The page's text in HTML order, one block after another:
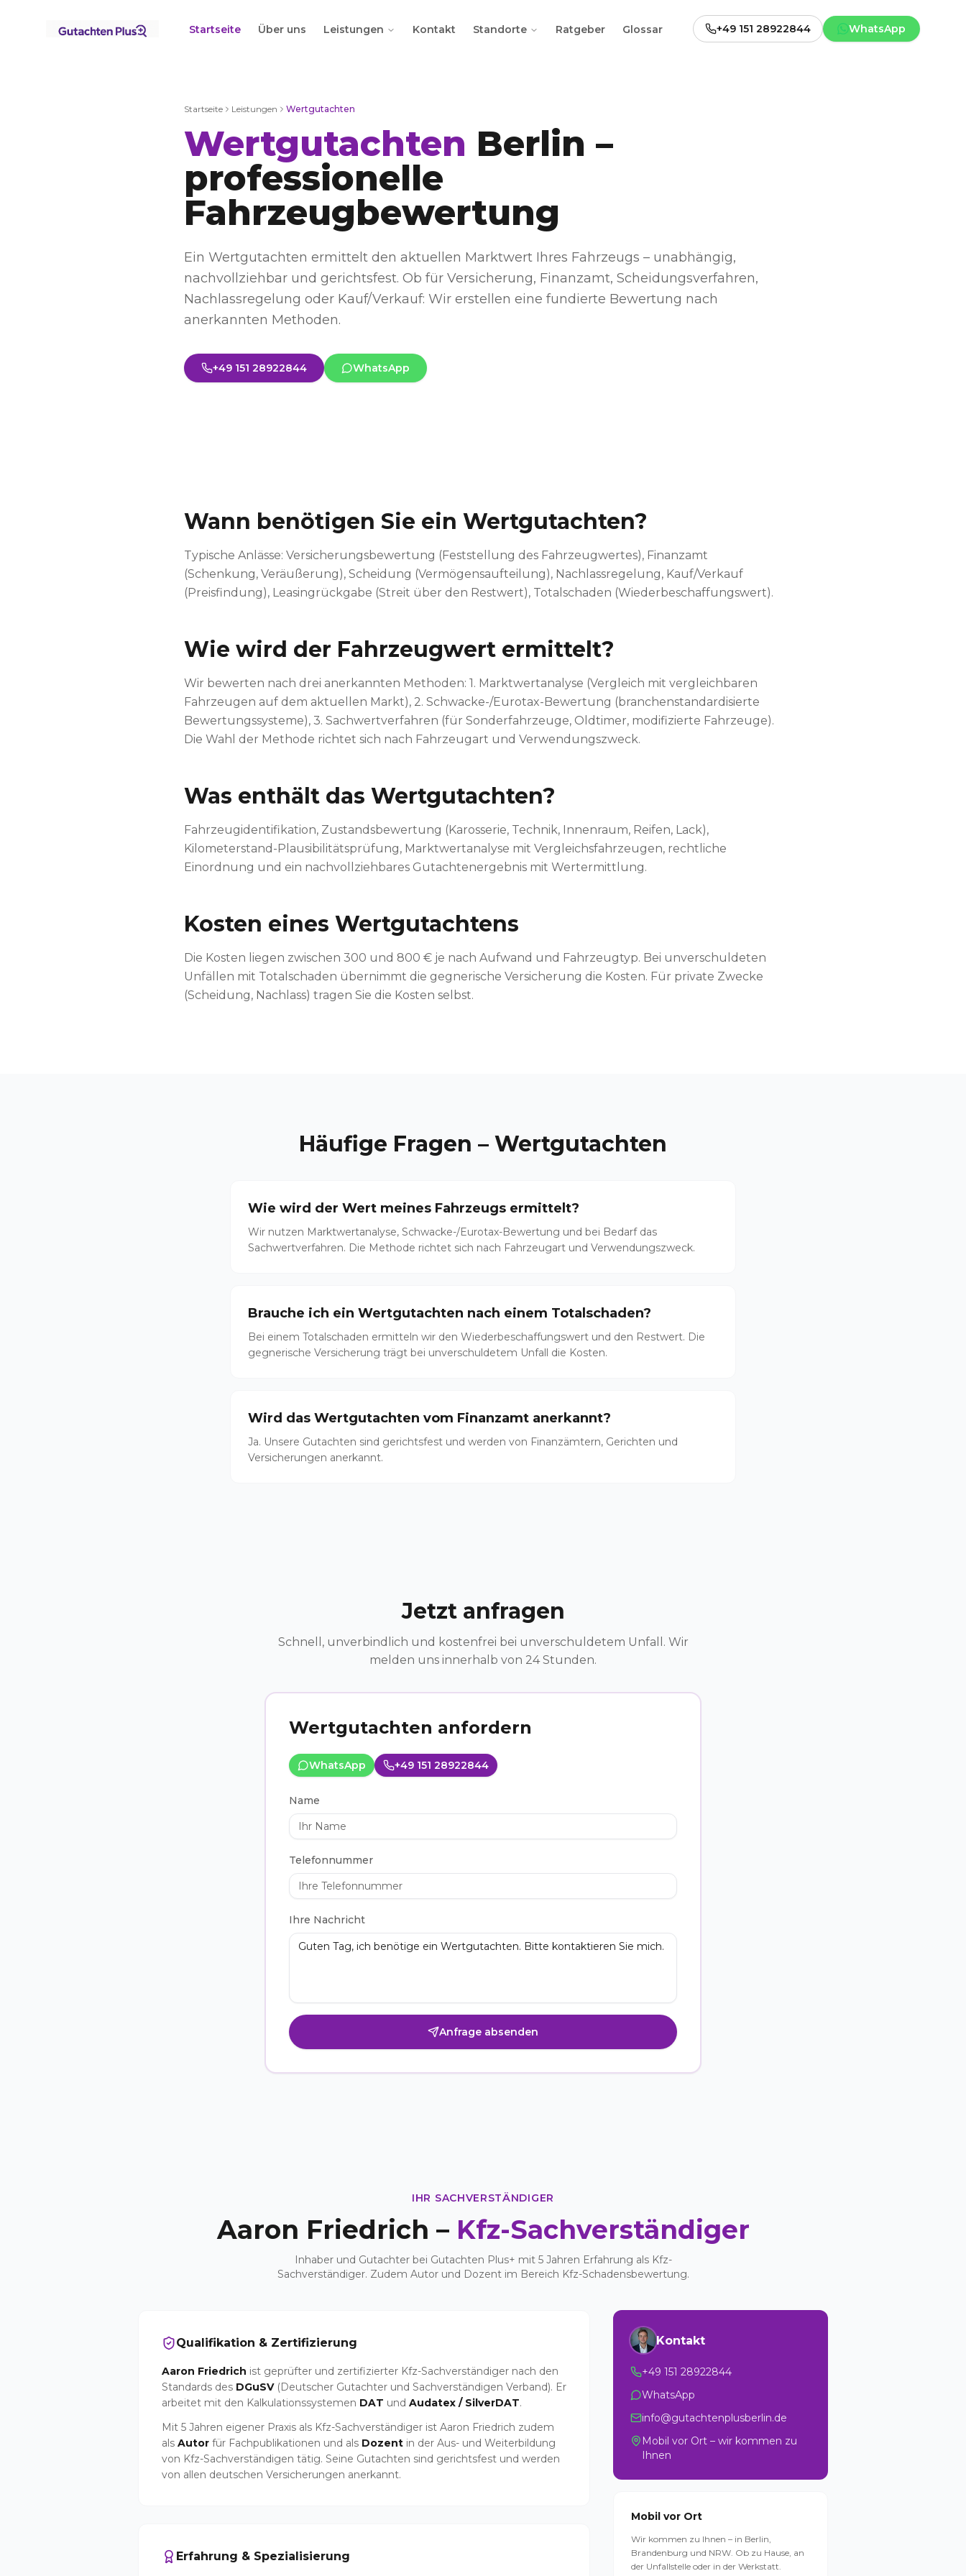
Startseite Über uns Leistungen Kontakt Standorte Ratgeber Glossar +49 151 28922844 WhatsApp
Startseite Leistungen Wertgutachten
Wertgutachten Berlin –
professionelle
Fahrzeugbewertung
Ein Wertgutachten ermittelt den aktuellen Marktwert Ihres Fahrzeugs – unabhängig,
nachvollziehbar und gerichtsfest. Ob für Versicherung, Finanzamt, Scheidungsverfahren,
Nachlassregelung oder Kauf/Verkauf: Wir erstellen eine fundierte Bewertung nach
anerkannten Methoden.
+49 151 28922844 WhatsApp
Wann benötigen Sie ein Wertgutachten?
Typische Anlässe: Versicherungsbewertung (Feststellung des Fahrzeugwertes), Finanzamt
(Schenkung, Veräußerung), Scheidung (Vermögensaufteilung), Nachlassregelung, Kauf/Verkauf
(Preisfindung), Leasingrückgabe (Streit über den Restwert), Totalschaden (Wiederbeschaffungswert).
Wie wird der Fahrzeugwert ermittelt?
Wir bewerten nach drei anerkannten Methoden: 1. Marktwertanalyse (Vergleich mit vergleichbaren
Fahrzeugen auf dem aktuellen Markt), 2. Schwacke-/Eurotax-Bewertung (branchenstandardisierte
Bewertungssysteme), 3. Sachwertverfahren (für Sonderfahrzeuge, Oldtimer, modifizierte Fahrzeuge).
Die Wahl der Methode richtet sich nach Fahrzeugart und Verwendungszweck.
Was enthält das Wertgutachten?
Fahrzeugidentifikation, Zustandsbewertung (Karosserie, Technik, Innenraum, Reifen, Lack),
Kilometerstand-Plausibilitätsprüfung, Marktwertanalyse mit Vergleichsfahrzeugen, rechtliche
Einordnung und ein nachvollziehbares Gutachtenergebnis mit Wertermittlung.
Kosten eines Wertgutachtens
Die Kosten liegen zwischen 300 und 800 € je nach Aufwand und Fahrzeugtyp. Bei unverschuldeten
Unfällen mit Totalschaden übernimmt die gegnerische Versicherung die Kosten. Für private Zwecke
(Scheidung, Nachlass) tragen Sie die Kosten selbst.
Häufige Fragen – Wertgutachten
Wie wird der Wert meines Fahrzeugs ermittelt?
Wir nutzen Marktwertanalyse, Schwacke-/Eurotax-Bewertung und bei Bedarf das
Sachwertverfahren. Die Methode richtet sich nach Fahrzeugart und Verwendungszweck.
Brauche ich ein Wertgutachten nach einem Totalschaden?
Bei einem Totalschaden ermitteln wir den Wiederbeschaffungswert und den Restwert. Die
gegnerische Versicherung trägt bei unverschuldetem Unfall die Kosten.
Wird das Wertgutachten vom Finanzamt anerkannt?
Ja. Unsere Gutachten sind gerichtsfest und werden von Finanzämtern, Gerichten und
Versicherungen anerkannt.
Jetzt anfragen
Schnell, unverbindlich und kostenfrei bei unverschuldetem Unfall. Wir
melden uns innerhalb von 24 Stunden.
Wertgutachten anfordern
WhatsApp +49 151 28922844
Name
Telefonnummer
Ihre Nachricht
Anfrage absenden
IHR SACHVERSTÄNDIGER
Aaron Friedrich – Kfz-Sachverständiger
Inhaber und Gutachter bei Gutachten Plus+ mit 5 Jahren Erfahrung als Kfz-
Sachverständiger. Zudem Autor und Dozent im Bereich Kfz-Schadensbewertung.
Qualifikation & Zertifizierung
Aaron Friedrich ist geprüfter und zertifizierter Kfz-Sachverständiger nach den
Standards des DGuSV(Deutscher Gutachter und Sachverständigen Verband). Er
arbeitet mit den Kalkulationssystemen DAT und Audatex / SilverDAT.
Mit 5 Jahren eigener Praxis als Kfz-Sachverständiger ist Aaron Friedrich zudem
als Autor für Fachpublikationen und als Dozent in der Aus- und Weiterbildung
von Kfz-Sachverständigen tätig. Seine Gutachten sind gerichtsfest und werden
von allen deutschen Versicherungen anerkannt.
Erfahrung & Spezialisierung
Kontakt
+49 151 28922844
WhatsApp
info@gutachtenplusberlin.de
Mobil vor Ort – wir kommen zu
Ihnen
Mobil vor Ort
Wir kommen zu Ihnen – in Berlin,
Brandenburg und NRW. Ob zu Hause, an
der Unfallstelle oder in der Werkstatt.